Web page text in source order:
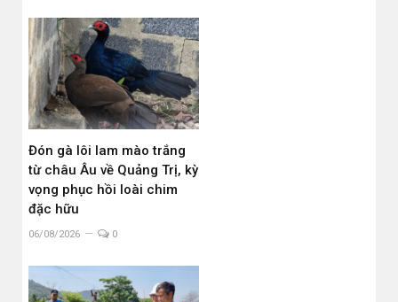
Đón gà lôi lam mào trắng
từ châu Âu về Quảng Trị, kỳ
vọng phục hồi loài chim
đặc hữu
06/08/2026 0